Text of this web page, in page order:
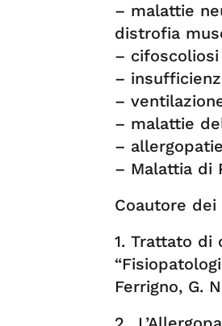
– malattie
distrofia
–
–
–
– malattie
–
– Malattia di
Coautore
1. Trattato di
Ferrigno, G.